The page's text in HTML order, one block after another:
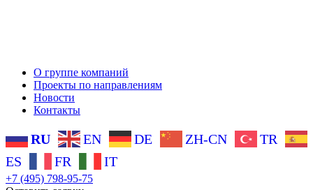
О группе компаний
Проекты по направлениям
Новости
Контакты
RU EN DE ZH-CN
TR
ES
FR IT
+7 (495) 798-95-75